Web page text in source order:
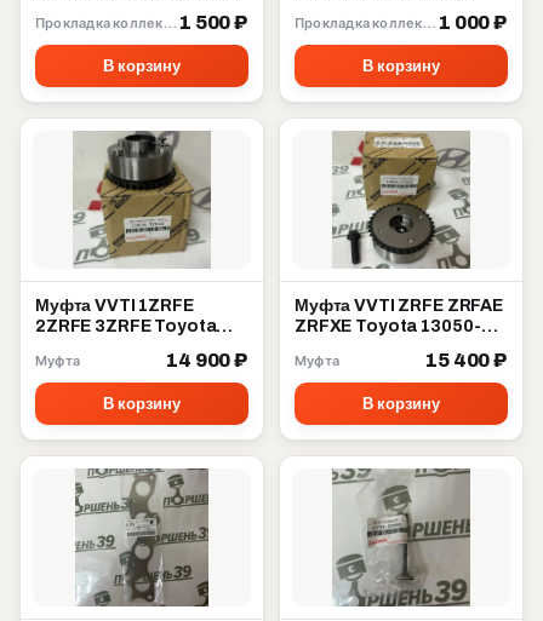
18115-RB0-007 1 500 ₽
В корзину
1 000 ₽
В корзину
Муфта VVTI 1ZRFE
2ZRFE 3ZRFE Toyota
Муфта 14 900 ₽
В корзину
Муфта VVTI ZRFE ZRFAE
ZRFXE Toyota 13050-
Муфта 15 400 ₽
В корзину